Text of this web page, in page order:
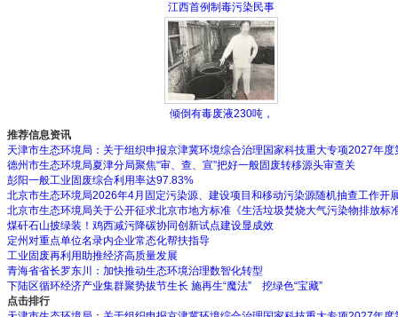
江西首例制毒污染民事
倾倒有毒废液230吨，
推荐信息资讯
天津市生态环境局：关于组织申报京津冀环境综合治理国家科技重大专项2027年
德州市生态环境局夏津分局聚焦“审、查、宣”把好一般固废转移源头审查关
彭阳一般工业固废综合利用率达97.83%
北京市生态环境局2026年4月固定污染源、建设项目和移动污染源随机抽查工作开
北京市生态环境局关于公开征求北京市地方标准《生活垃圾焚烧大气污染物排放标
煤矸石山披绿装！鸡西减污降碳协同创新试点建设显成效
定州对重点单位名录内企业常态化帮扶指导
工业固废再利用助推经济高质量发展
青海省省长罗东川：加快推动生态环境治理数智化转型
下陆区循环经济产业集群聚势拔节生长 施再生“魔法” 挖绿色“宝藏”
点击排行